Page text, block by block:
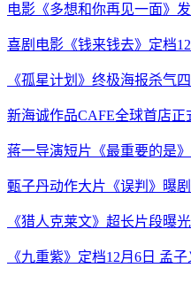
电影《多想和你再见一面》
喜剧电影《钱来钱去》定档
《孤星计划》终极海报杀气
新海诚作品CAFE全球首店正
蒋一导演短片《最重要的是
甄子丹动作大片《误判》曝
《猎人克莱文》超长片段曝
《九重紫》定档12月6日 孟